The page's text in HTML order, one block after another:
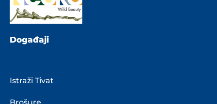
Događaji
Istraži Tivat